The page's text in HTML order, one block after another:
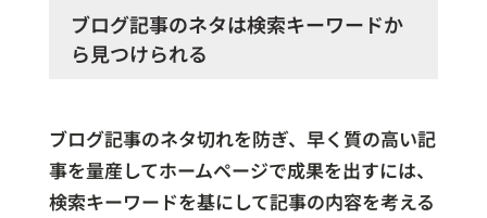
ブログ記事のネタは検索キーワードか
ら見つけられる
ブログ記事のネタ切れを防ぎ、早く質の高い記
事を量産してホームページで成果を出すには、
検索キーワードを基にして記事の内容を考える